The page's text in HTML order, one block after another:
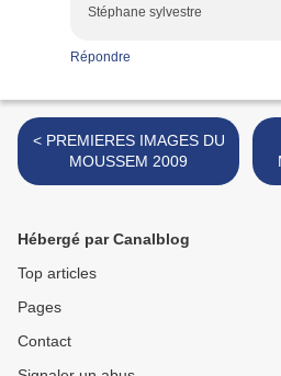
Stéphane sylvestre
Répondre
< PREMIERES IMAGES DU
MOUSSEM 2009
Hébergé par Canalblog
Top articles
Pages
Contact